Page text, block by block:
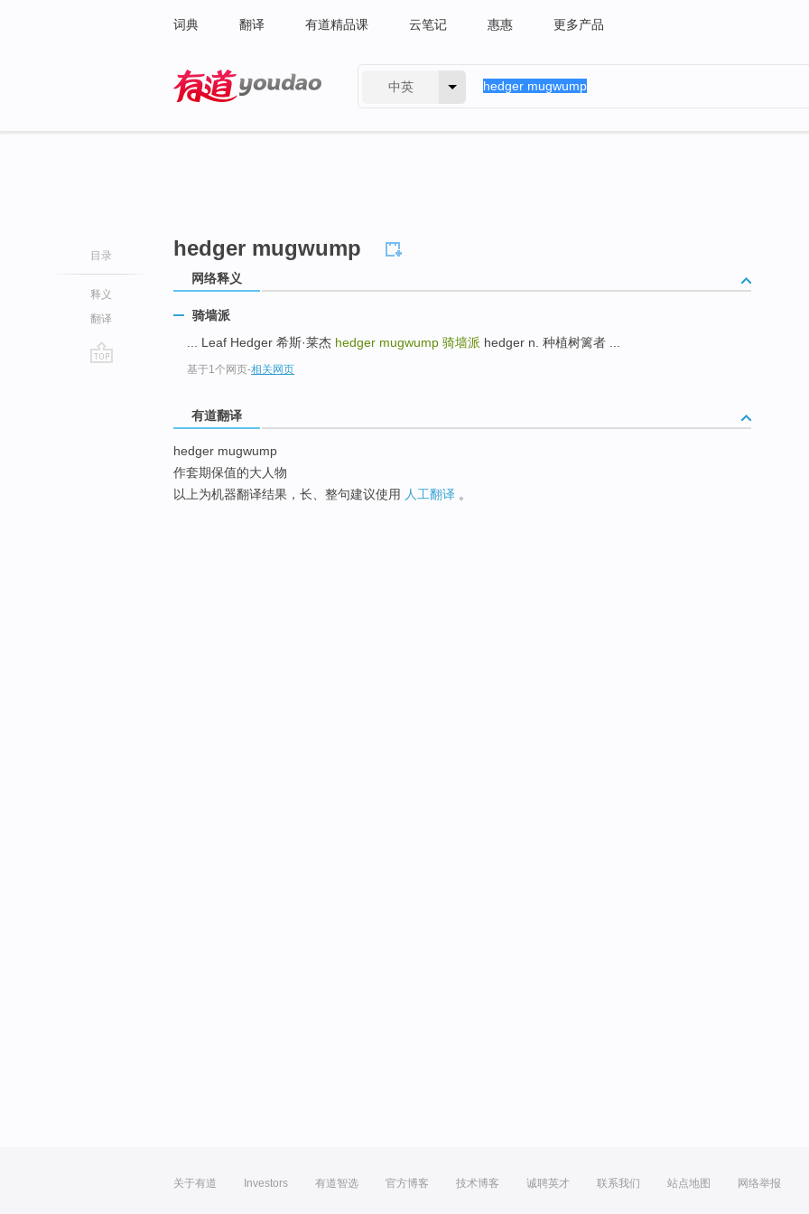
词典 翻译 有道精品课 云笔记 惠惠 更多产品
中英
目录
释义
翻译
hedger mugwump
网络释义
骑墙派
... Leaf Hedger 希斯·莱杰 hedger mugwump 骑墙派 hedger n. 种植树篱者 ...
基于1个网页-相关网页
有道翻译
hedger mugwump
作套期保值的大人物
以上为机器翻译结果，长、整句建议使用 人工翻译 。
关于有道 Investors 有道智选 官方博客 技术博客 诚聘英才 联系我们 站点地图 网络举报